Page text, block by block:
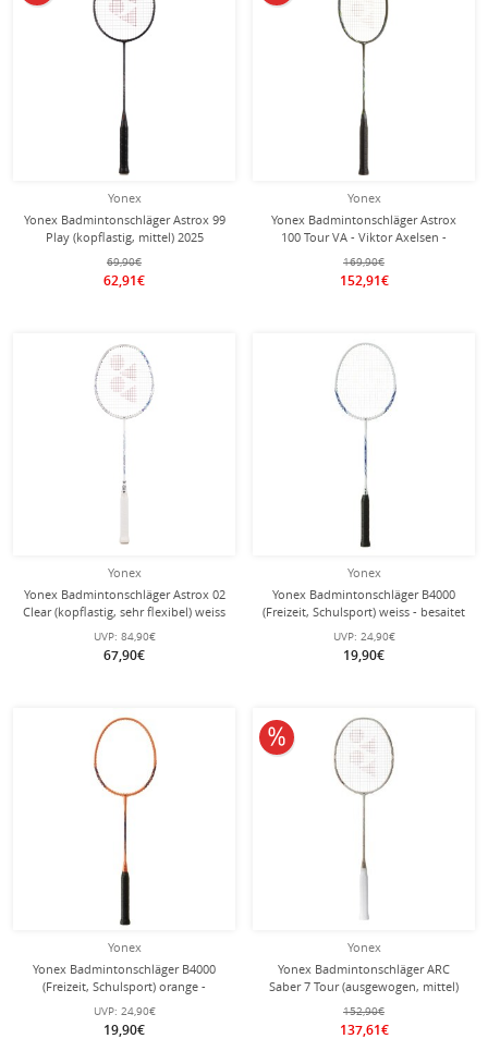
Yonex
Yonex Badmintonschläger Astrox 99
Play (kopflastig, mittel) 2025
schwarz/grün - besaitet -
69,90€
62,91€
Yonex
Yonex Badmintonschläger Astrox
100 Tour VA - Viktor Axelsen -
(kopflastig, sehr steif) grün -
unbesaitet -
169,90€
152,91€
Yonex
Yonex Badmintonschläger Astrox 02
Clear (kopflastig, sehr flexibel) weiss
- besaitet -
UVP: 84,90€
67,90€
Yonex
Yonex Badmintonschläger B4000
(Freizeit, Schulsport) weiss - besaitet
-
UVP: 24,90€
19,90€
Yonex
Yonex Badmintonschläger B4000
(Freizeit, Schulsport) orange -
besaitet -
UVP: 24,90€
19,90€
Yonex
Yonex Badmintonschläger ARC
Saber 7 Tour (ausgewogen, mittel)
2026 beige - besaitet -
152,90€
137,61€
10% reduziert